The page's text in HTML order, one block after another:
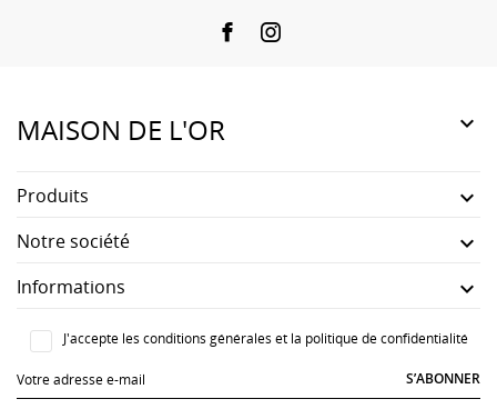
FacebookInstagram
MAISON DE L'OR 
Produits 
Notre société 
Informations 
J'accepte les conditions générales et la politique de confidentialité
S’ABONNER